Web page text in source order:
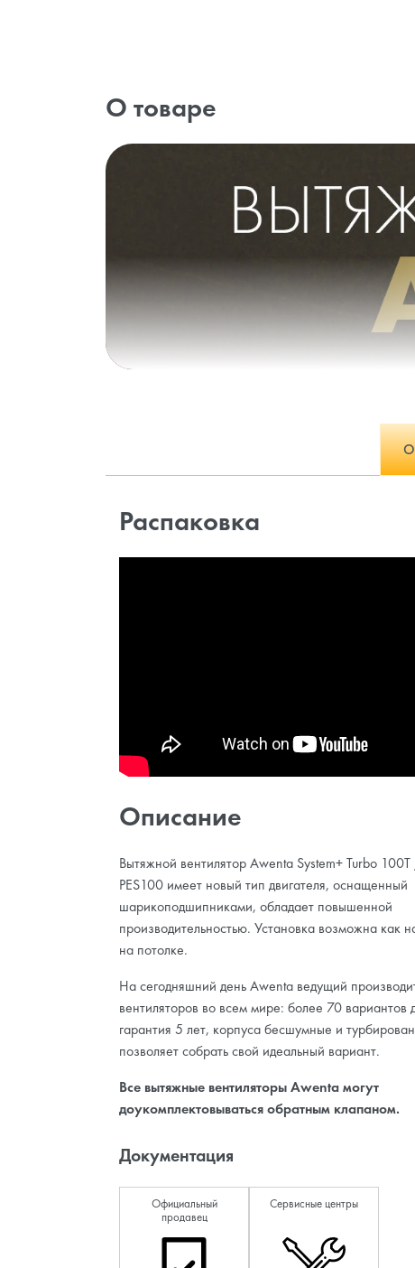
О товаре
О
Распаковка
Описание
Вытяжной вентилятор Awenta System+ Turbo
PES100 имеет новый тип двигателя, оснащенный
шарикоподшипниками, обладает повышенной
производительностью. Установка возможна как
на потолке.
На сегодняшний день Awenta ведущий
вентиляторов во всем мире: более 70 вариантов
гарантия 5 лет, корпуса бесшумные и
позволяет собрать свой идеальный вариант.
Все вытяжные вентиляторы Awenta могут
доукомплектовываться обратным клапаном.
Документация
Официальный
продавец
Сервисные центры